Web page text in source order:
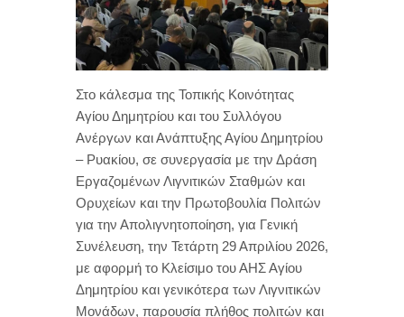
Στο κάλεσμα της Τοπικής Κοινότητας
Αγίου Δημητρίου και του Συλλόγου
Ανέργων και Ανάπτυξης Αγίου Δημητρίου
– Ρυακίου, σε συνεργασία με την Δράση
Εργαζομένων Λιγνιτικών Σταθμών και
Ορυχείων και την Πρωτοβουλία Πολιτών
για την Απολιγνητοποίηση, για Γενική
Συνέλευση, την Τετάρτη 29 Απριλίου 2026,
με αφορμή το Κλείσιμο του ΑΗΣ Αγίου
Δημητρίου και γενικότερα των Λιγνιτικών
Μονάδων, παρουσία πλήθος πολιτών και